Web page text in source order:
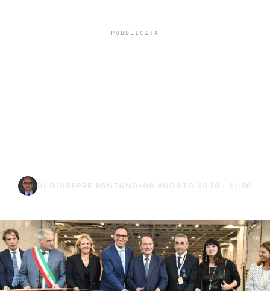
DI GIUSEPPE PANTANO • 06 AGOSTO 2026 · 21:56